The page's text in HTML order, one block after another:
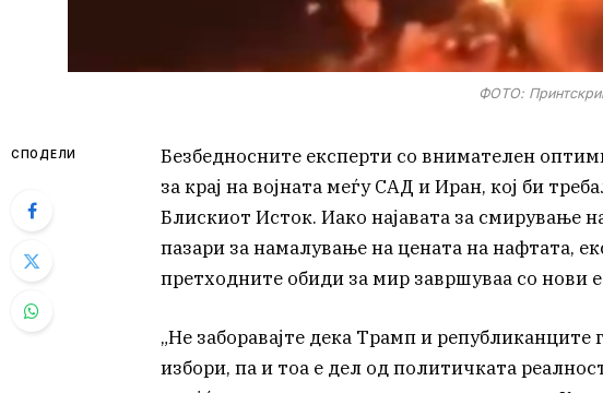
ФОТО:
СПОДЕЛИ
Безбедносните експерти со внимателен
за крај на војната меѓу САД и Иран, кој би
Блискиот Исток. Иако најавата за смирување
пазари за намалување на цената на нафтата,
претходните обиди за мир завршуваа со нови
„Не заборавајте дека Трамп и
избори, па и тоа е дел од политичката